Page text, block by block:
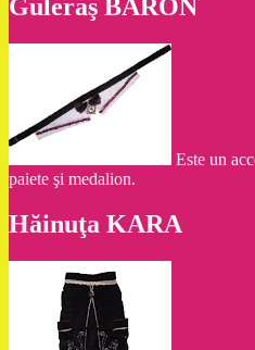
Guleraş BARON
Este un
paiete şi medalion.
Hăinuţa KARA